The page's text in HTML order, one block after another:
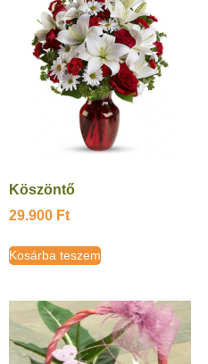
Köszöntő
29.900 Ft
Kosárba teszem